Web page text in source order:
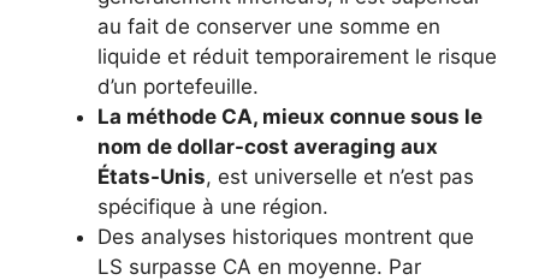
au fait de conserver une somme en
liquide et réduit temporairement le risque
d’un portefeuille.
La méthode CA, mieux connue sous le
nom de dollar-cost averaging aux
États-Unis, est universelle et n’est pas
spécifique à une région.
Des analyses historiques montrent que
LS surpasse CA en moyenne. Par